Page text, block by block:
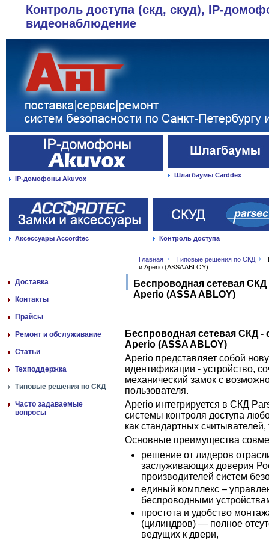
Контроль доступа (скд, скуд), IP-
видеонаблюдение
IP-домофоны Akuvox Шлагбаумы Carddex
Аксессуары Accordtec Контроль доступа
Главная Типовые решения по СКД
и Aperio (ASSA ABLOY)
Доставка
Контакты
Прайсы
Ремонт и обслуживание
Статьи
Техподдержка
Типовые решения по СКД
Часто задаваемые
вопросы
Беспроводная сетевая
Aperio (ASSA ABLOY)
Беспроводная сетевая СКД
Aperio (ASSA ABLOY)
Aperio представляет собой
идентификации - устройство,
механический замок с
пользователя.
Aperio интегрируется в СКД
системы контроля доступа
как стандартных
Основные преимущества
решение от лидеров
заслуживающих доверия
производителей систем
единый комплекс –
беспроводными
простота и удобство
(цилиндров) — полное
ведущих к двери,